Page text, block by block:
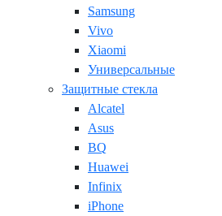
Samsung
Vivo
Xiaomi
Универсальные
Защитные стекла
Alcatel
Asus
BQ
Huawei
Infinix
iPhone